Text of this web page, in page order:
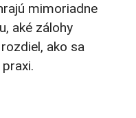
mimoriadne
aké zálohy
ako sa